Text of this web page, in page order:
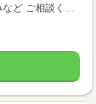
週3~/平日のみOK◎ 土日祝休み、平日休みなど ご相談ください！